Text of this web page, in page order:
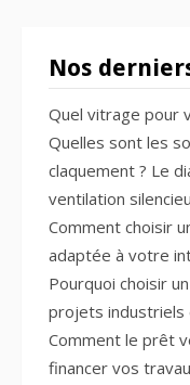
Nos
Quel vitrage pour
Quelles sont les
claquement ? Le
ventilation
Comment choisir
adaptée à votre
Pourquoi choisir
projets industriels
Comment le prêt
financer vos